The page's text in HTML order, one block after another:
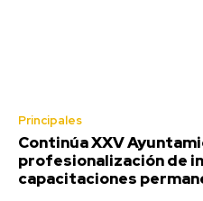
Principales
Continúa XXV
profesionalización de
capacitaciones